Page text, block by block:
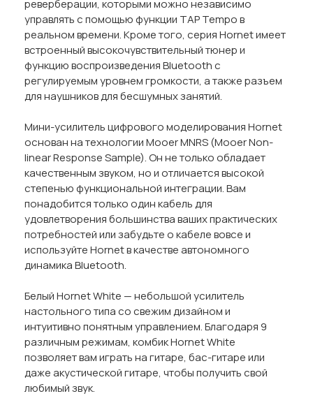
реверберации, которыми можно независимо
управлять с помощью функции TAP Tempo в
реальном времени. Кроме того, серия Hornet имеет
встроенный высокочувствительный тюнер и
функцию воспроизведения Bluetooth с
регулируемым уровнем громкости, а также разъем
для наушников для бесшумных занятий.
Мини-усилитель цифрового моделирования Hornet
основан на технологии Mooer MNRS (Mooer Non-
linear Response Sample). Он не только обладает
качественным звуком, но и отличается высокой
степенью функциональной интеграции. Вам
понадобится только один кабель для
удовлетворения большинства ваших практических
потребностей или забудьте о кабеле вовсе и
используйте Hornet в качестве автономного
динамика Bluetooth.
Белый Hornet White — небольшой усилитель
настольного типа со свежим дизайном и
интуитивно понятным управлением. Благодаря 9
различным режимам, комбик Hornet White
позволяет вам играть на гитаре, бас-гитаре или
даже акустической гитаре, чтобы получить свой
любимый звук.